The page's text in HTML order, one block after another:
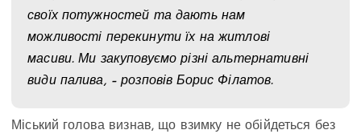
своїх потужностей та дають нам
можливості перекинути їх на житлові
масиви. Ми закуповуємо різні альтернативні
види палива, – розповів Борис Філатов.
Міський голова визнав, що взимку не обійдеться без